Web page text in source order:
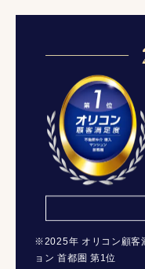
※2025年 オリコン顧客
ョン 首都圏 第1位